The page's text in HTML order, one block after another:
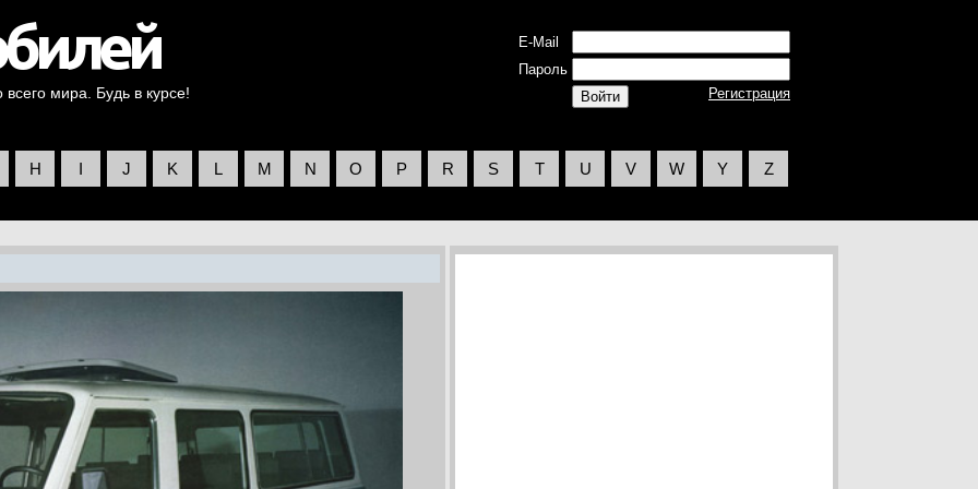
мира. Будь в курсе!
E-Mail
Пароль
Регистрация
H I J K L M N O P R S T U V W Y Z